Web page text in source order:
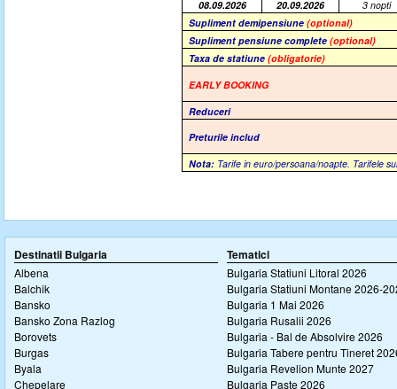
08.09.2026 20.09.2026
3 nopti
Supliment demipensiune(optional)
Supliment pensiune complete(optional)
Taxa de statiune(obligatorie)
EARLY BOOKING
Reduceri
Preturile includ
Nota: Tarife in euro/persoana/noapte. Tarifele
Destinatii Bulgaria
Albena
Balchik
Bansko
Bansko Zona Razlog
Borovets
Burgas
Byala
Chepelare
Tematici
Bulgaria Statiuni Litoral 2026
Bulgaria Statiuni Montane 2026-
Bulgaria 1 Mai 2026
Bulgaria Rusalii 2026
Bulgaria - Bal de Absolvire 2026
Bulgaria Tabere pentru Tineret
Bulgaria Revelion Munte 2027
Bulgaria Paste 2026